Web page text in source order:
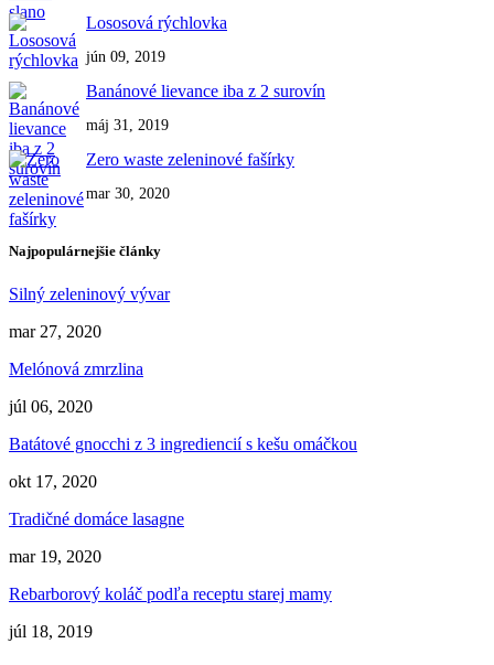
Lososová rýchlovka
jún 09, 2019
Banánové lievance iba z 2 surovín
máj 31, 2019
Zero waste zeleninové fašírky
mar 30, 2020
Najpopulárnejšie články
Silný zeleninový vývar
mar 27, 2020
Melónová zmrzlina
júl 06, 2020
Batátové gnocchi z 3 ingrediencií s kešu omáčkou
okt 17, 2020
Tradičné domáce lasagne
mar 19, 2020
Rebarborový koláč podľa receptu starej mamy
júl 18, 2019